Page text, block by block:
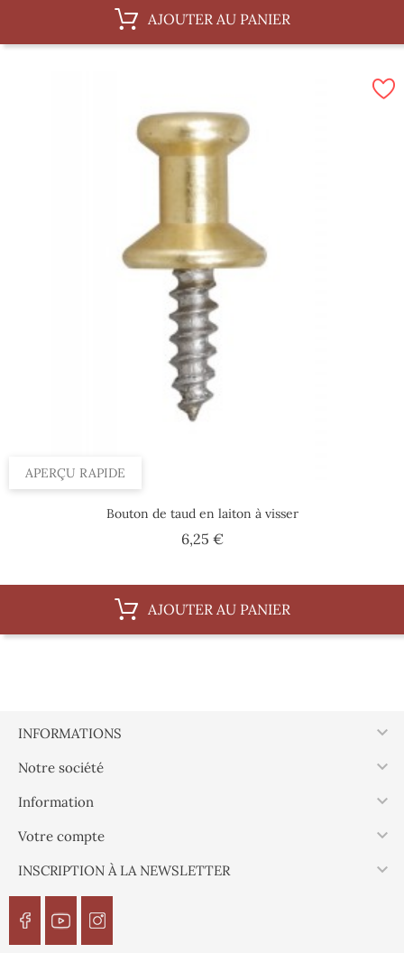
AJOUTER AU PANIER
APERÇU RAPIDE
Bouton de taud en laiton à visser
6,25 €Prix
AJOUTER AU PANIER
INFORMATIONS 
Notre société 
Information 
Votre compte 
INSCRIPTION À LA NEWSLETTER 